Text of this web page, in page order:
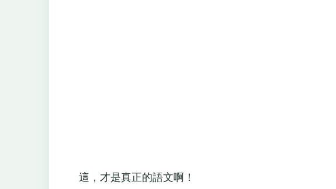
這，才是真正的語文啊！